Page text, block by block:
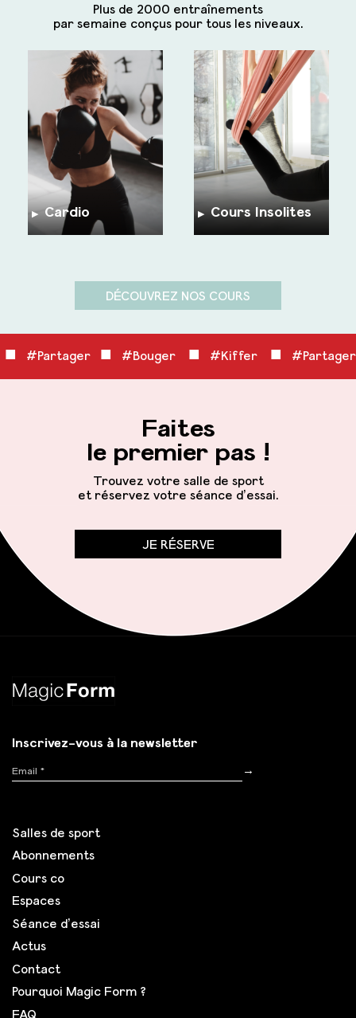
Plus de 2000 entraînements
par semaine conçus pour tous les niveaux.
▶︎ Cardio ▶︎ Cours Insolites
DÉCOUVREZ NOS COURS
■ #Partager ■ #Bouger ■ #Kiffer ■ #Partager
Faites
le premier pas !
Trouvez votre salle de sport
et réservez votre séance d’essai.
JE RÉSERVE
Inscrivez-vous à la newsletter
Inscription
→
Salles de sport
Abonnements
Cours co
Espaces
Séance d’essai
Actus
Contact
Pourquoi Magic Form ?
FAQ